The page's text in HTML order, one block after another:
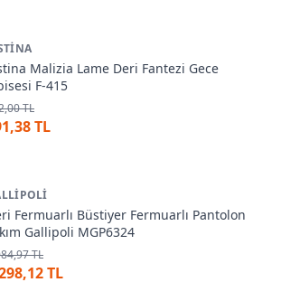
Malizia Lame Deri Fantezi Gece
F-415
TL
TL
Fermuarlı Büstiyer Fermuarlı Pantolon
Gallipoli MGP6324
TL
TL